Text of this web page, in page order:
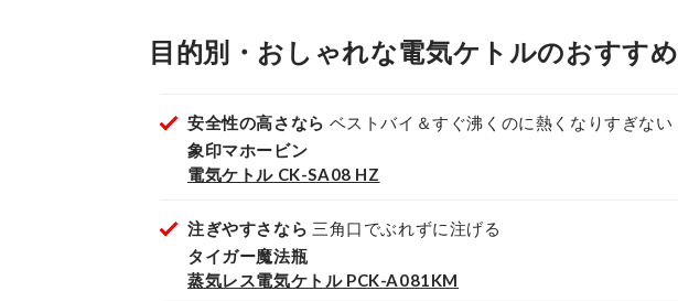
目的別・おしゃれな電気ケトルのおすすめ
安全性の高さなら ベストバイ＆すぐ沸くのに熱くなりすぎない
象印マホービン
電気ケトル CK-SA08 HZ
注ぎやすさなら 三角口でぶれずに注げる
タイガー魔法瓶
蒸気レス電気ケトル PCK-A081KM